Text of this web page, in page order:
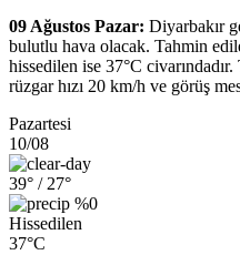
09 Ağustos Pazar: Diyarbakır
bulutlu hava olacak. Tahmin
hissedilen ise 37°C
rüzgar hızı 20 km/h ve görüş
Pazartesi
10/08
39° / 27°
%0
Hissedilen
37°C